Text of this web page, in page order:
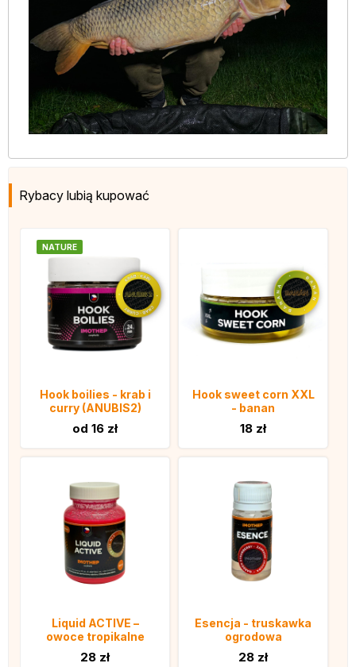
Rybacy lubią kupować
NATURE
Hook boilies - krab i
curry (ANUBIS2)
od 16 zł
Hook sweet corn XXL
- banan
18 zł
Liquid ACTIVE –
owoce tropikalne
28 zł
Esencja - truskawka
ogrodowa
28 zł